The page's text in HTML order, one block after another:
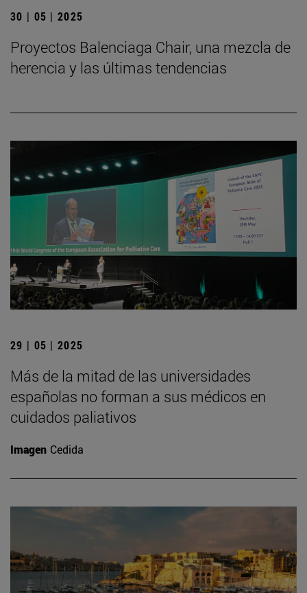
30 | 05 | 2025
Proyectos Balenciaga Chair, una mezcla de
herencia y las últimas tendencias
29 | 05 | 2025
Más de la mitad de las universidades
españolas no forman a sus médicos en
cuidados paliativos
Imagen Cedida